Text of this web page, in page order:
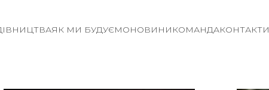
ЯК МИ БУДУЄМОНОВИНИ КОМАНДАКОНТАКТИ